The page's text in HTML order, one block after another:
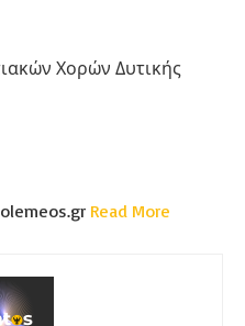
Χορών Δυτικής
Read More